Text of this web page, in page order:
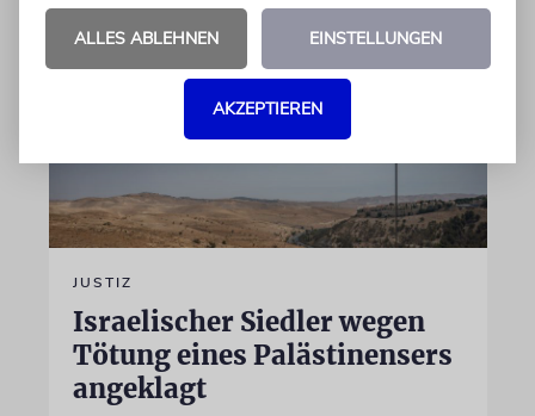
JUSTIZ
Israelischer Siedler wegen
Tötung eines Palästinensers
angeklagt
ALLES ABLEHNEN EINSTELLUNGEN
AKZEPTIEREN